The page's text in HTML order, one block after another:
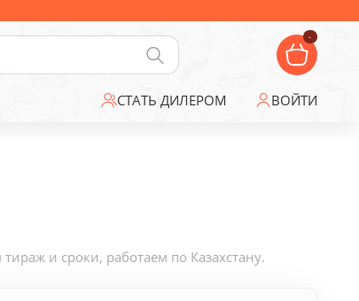
-
СТАТЬ ДИЛЕРОМ ВОЙТИ
и сроки, работаем по Казахстану.